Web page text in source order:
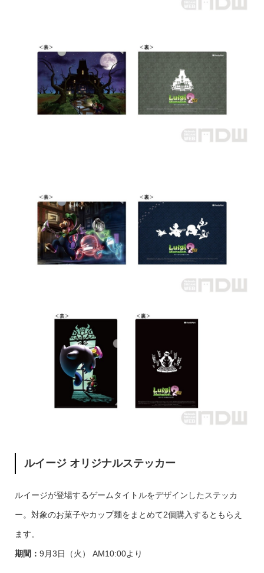
ルイージ オリジナルステッカー
ルイージが登場するゲームタイトルをデザインしたステッカ
ー。対象のお菓子やカップ麺をまとめて2個購入するともらえ
ます。
期間： 9月3日（火） AM10:00より